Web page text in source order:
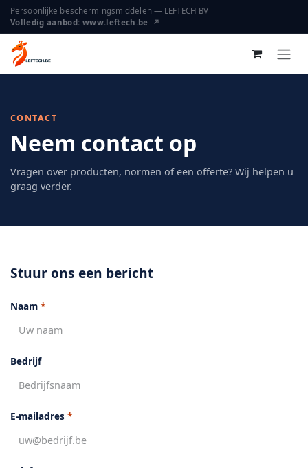
Overslaan naar inhoud
Persoonlijke beschermingsmiddelen — LEFTECH BV
Volledig aanbod: www.leftech.be ↗
CONTACT
Neem contact op
Vragen over producten, normen of een offerte? Wij helpen u
graag verder.
Stuur ons een bericht
Naam *
Bedrijf
E-mailadres *